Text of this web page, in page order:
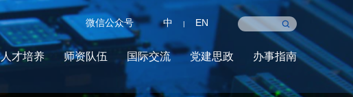
人才培养 师资队伍 国际交流 党建思政 办事指南
微信公众号 中 | EN